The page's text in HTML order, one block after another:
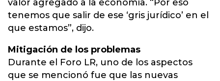
valor agregado a la economía. “Por eso
tenemos que salir de ese ‘gris jurídico’ en el
que estamos”, dijo.
Mitigación de los problemas
Durante el Foro LR, uno de los aspectos
que se mencionó fue que las nuevas